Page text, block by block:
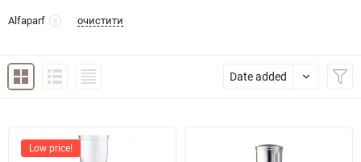
Alfaparf очистити
Date added
Low price!